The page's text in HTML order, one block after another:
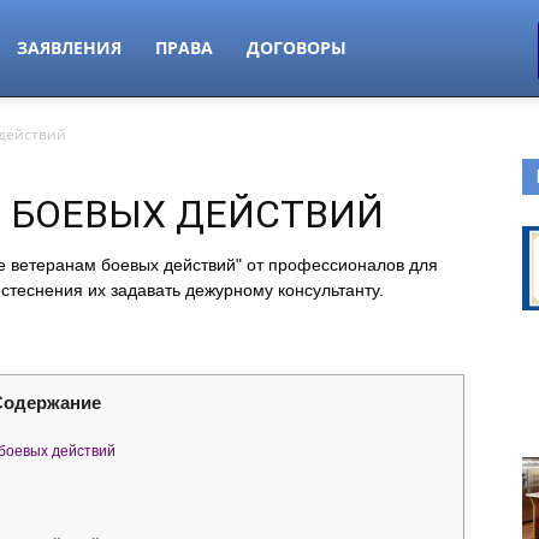
ЗАЯВЛЕНИЯ ПРАВА ДОГОВОРЫ
ДЕЙСТВИЙ
боевых действий" от профессионалов для
их задавать дежурному консультанту.
действий